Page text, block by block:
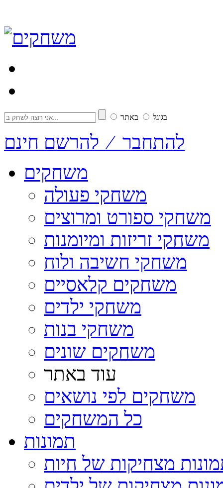
בגוגל באתר
להתחבר ⁄ להרשם חינם
משחקים
משחקי פעולה
משחקי ספורט ומרוצים
משחקי זריזות ומיומנות
משחקי חשיבה ולוח
משחקים קלאסיים
משחקי ילדים
משחקי בנות
משחקים שונים
עוד באתר
משחקים לפי נושאים
כל המשחקים
תמונות
מצחיקות של חיות